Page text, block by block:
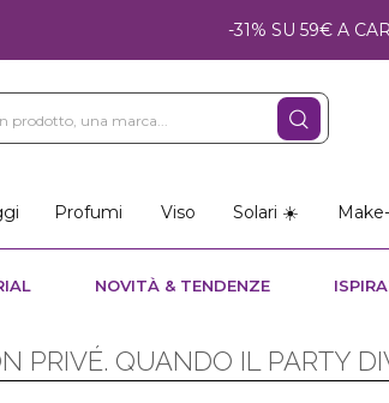
-31% SU 59€ A
Profumi Viso Solari ☀️
NOVITÀ & TENDENZE
PRIVÉ. QUANDO IL PARTY